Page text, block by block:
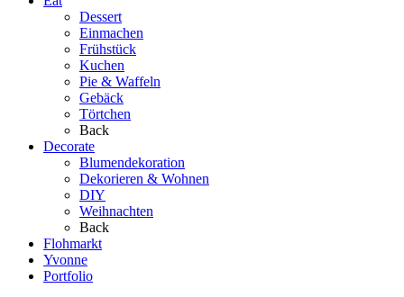
Dessert
Einmachen
Frühstück
Kuchen
Pie & Waffeln
Gebäck
Törtchen
Back
Decorate
Blumendekoration
Dekorieren & Wohnen
DIY
Weihnachten
Back
Flohmarkt
Yvonne
Portfolio